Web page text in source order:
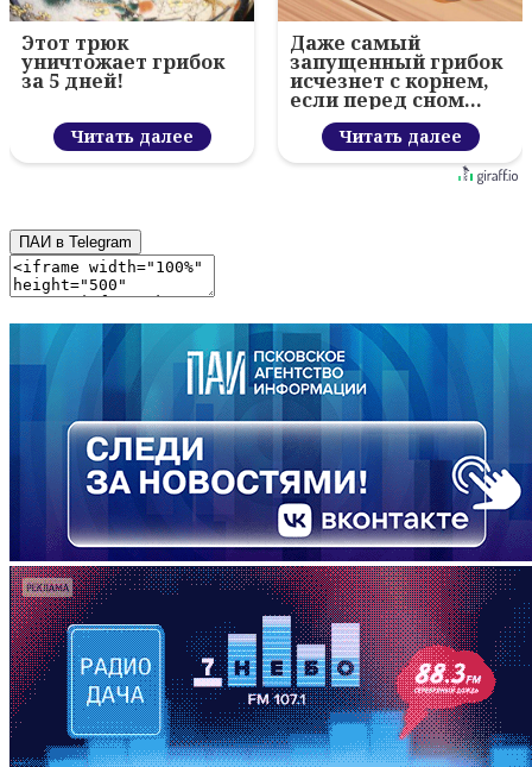
Этот трюк
уничтожает грибок
за 5 дней!
Читать далее
Даже самый
запущенный грибок
исчезнет с корнем,
если перед сном…
Читать далее
ПАИ в Telegram